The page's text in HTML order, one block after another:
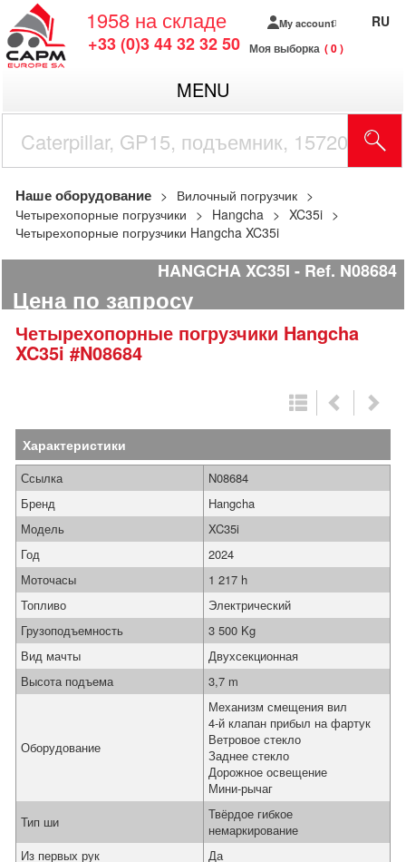
1958 на складе
+33 (0)3 44 32 32 50
My account
Моя выборка 0
RU
MENU
Наше оборудование
Вилочный погрузчик
Четырехопорные погрузчики
Hangcha
XC35i
Четырехопорные погрузчики Hangcha XC35i
HANGCHA XC35I Ref. N08684
Цена по запросу
Четырехопорные погрузчики Hangcha
XC35i#N08684
Характеристики
Ссылка
N08684
Бренд
Hangcha
Модель
XC35i
Год
2024
Моточасы
1 217 h
Топливо
Электрический
Грузоподъемность
3 500 Kg
Вид мачты
Двухсекционная
Высота подъема
3,7 m
Оборудование
Механизм смещения вил
4-й клапан прибыл на фартук
Ветровое стекло
Заднее стекло
Дорожное освещение
Мини-рычаг
Тип ши
Твёрдое гибкое
немаркирование
Из первых рук
Да